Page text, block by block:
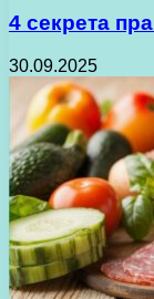
4 секрета
30.09.2025